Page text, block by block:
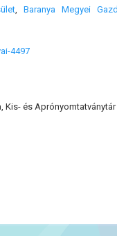
,Baranya Megyei
4497
Kis- és Aprónyomtatványtár